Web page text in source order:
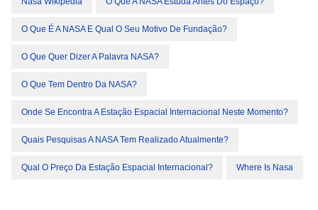
O Que É A NASA E Qual O Seu Motivo De Fundação?
O Que Quer Dizer A Palavra NASA?
O Que Tem Dentro Da NASA?
Onde Se Encontra A Estação Espacial Internacional Neste Momento?
Quais Pesquisas A NASA Tem Realizado Atualmente?
Qual O Preço Da Estação Espacial Internacional? Where Is Nasa